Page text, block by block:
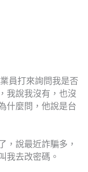
員打來詢問我是否
我說我沒有，也沒
什麼問，他說是台
，說最近詐騙多，
我去改密碼。